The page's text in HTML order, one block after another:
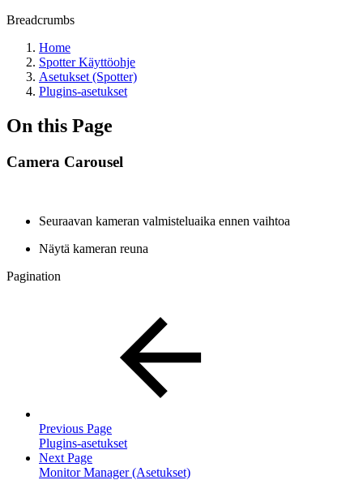
Breadcrumbs
Home
Spotter Käyttöohje
Asetukset (Spotter)
Plugins-asetukset
On this Page
Camera Carousel
Seuraavan kameran valmisteluaika ennen vaihtoa
Näytä kameran reuna
Pagination
Previous Page
Plugins-asetukset
Next Page
Monitor Manager (Asetukset)